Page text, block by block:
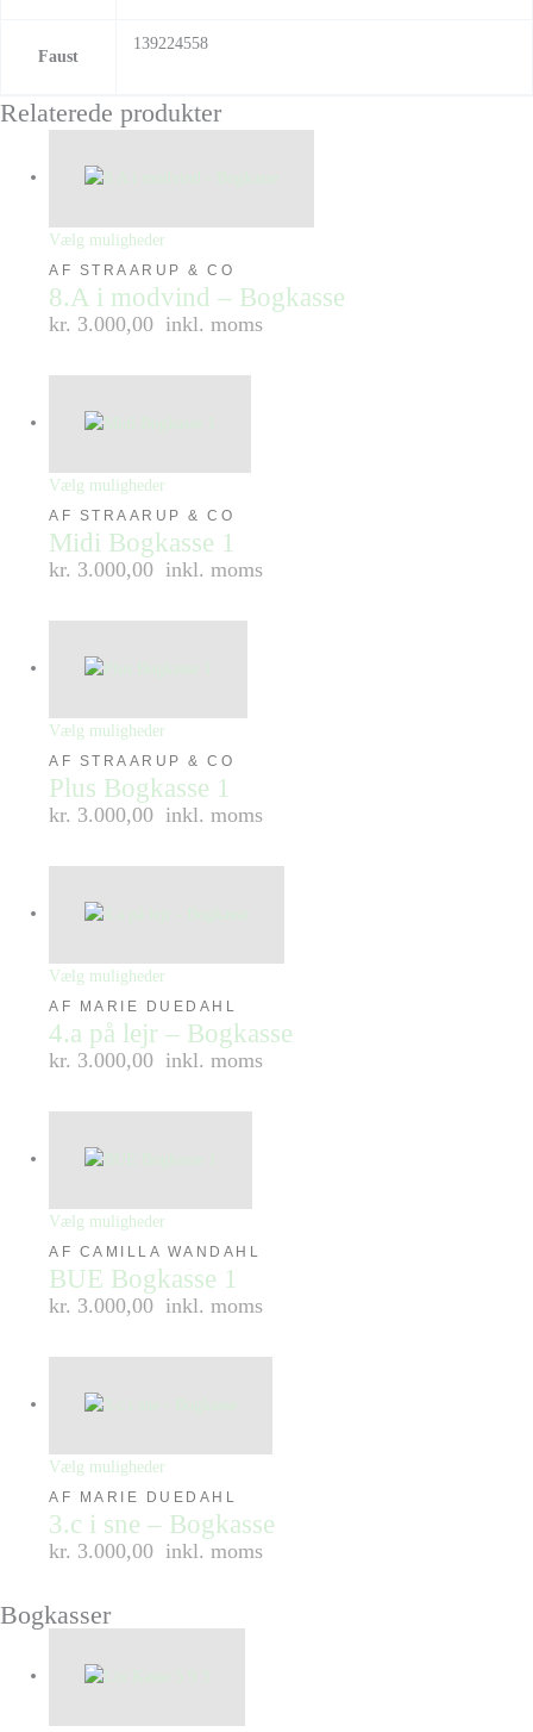
Faust
139224558
Relaterede produkter
Vælg muligheder
AF STRAARUP & CO
8.A i modvind – Bogkasse
kr. 3.000,00 inkl. moms
Vælg muligheder
AF STRAARUP & CO
Midi Bogkasse 1
kr. 3.000,00 inkl. moms
Vælg muligheder
AF STRAARUP & CO
Plus Bogkasse 1
kr. 3.000,00 inkl. moms
Vælg muligheder
AF MARIE DUEDAHL
4.a på lejr – Bogkasse
kr. 3.000,00 inkl. moms
Vælg muligheder
AF CAMILLA WANDAHL
BUE Bogkasse 1
kr. 3.000,00 inkl. moms
Vælg muligheder
AF MARIE DUEDAHL
3.c i sne – Bogkasse
kr. 3.000,00 inkl. moms
Bogkasser